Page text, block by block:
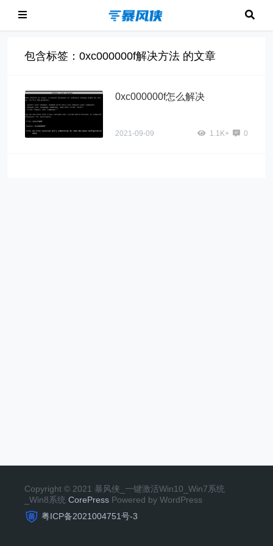
包含标签：0xc000000f解决方法 的文章
0xc000000f怎么解决
2021-09-09 1.1K+ 0
Copyright © 2021 暴风侠_一键激活Win10_Win7系统
_Win8系统 CorePress Powered by WordPress
粤ICP备2021004751号-3